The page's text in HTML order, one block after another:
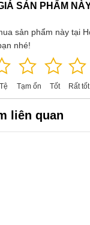
SẢN PHẨM
sản phẩm này tại
nhé!
Tệ Tạm ổn Tốt Rất tốt
liên quan